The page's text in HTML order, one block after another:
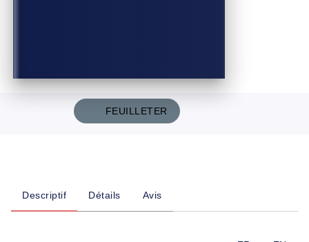
FEUILLETER
Descriptif Détails Avis